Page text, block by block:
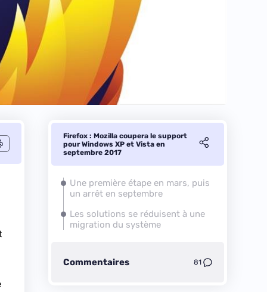
Firefox : Mozilla coupera le support
pour Windows XP et Vista en
septembre 2017
Une première étape en mars, puis
un arrêt en septembre
Les solutions se réduisent à une
migration du système
Commentaires 81